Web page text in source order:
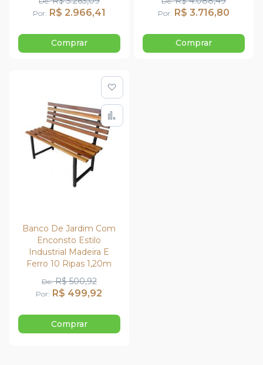
Por R$ 2.966,41
Comprar
Por R$ 3.716,80
Comprar
Banco De Jardim Com
Enconsto Estilo
Industrial Madeira E
Ferro 10 Ripas 1,20m
Por R$ 499,92
De R$ 500,92
Comprar
Adicionar à lista de
Adicionar para